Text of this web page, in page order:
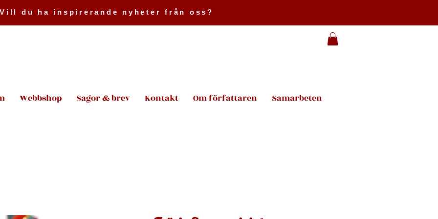
Vill du ha inspirerande nyheter från oss?
Webbshop Sagor & brev Kontakt Om författaren Samarbeten